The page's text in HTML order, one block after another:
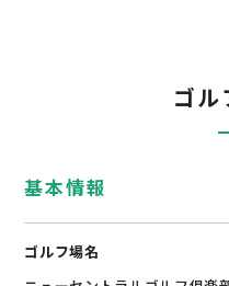
ゴル
基本情報
ゴルフ場名